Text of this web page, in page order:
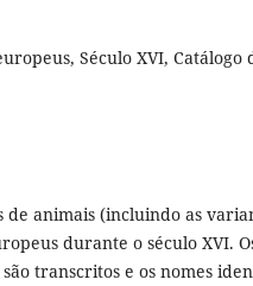
Século XVI, Catálogo
de animais (incluindo as
durante o século XVI.
transcritos e os nomes